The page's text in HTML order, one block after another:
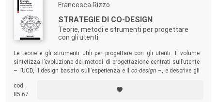
Francesca Rizzo
STRATEGIE DI CO-DESIGN
Teorie, metodi e strumenti per progettare
con gli utenti
Le teorie e gli strumenti utili per progettare con gli utenti. Il volume
sintetizza l’evoluzione dei metodi di progettazione centrati sull’utente
– l’UCD, il design basato sull’esperienza e il co-design –, e descrive gli
utenti finali nei processi di progettazione.
cod.
85.67